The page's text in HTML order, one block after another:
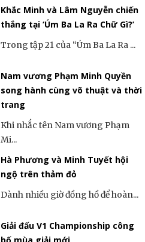
Khắc Minh và Lâm Nguyễn chiến
thắng tại ‘Úm Ba La Ra Chữ Gì?’
Trong tập 21 của “Úm Ba La Ra ...
Nam vương Phạm Minh Quyền
song hành cùng võ thuật và thời
trang
Khi nhắc tên Nam vương Phạm
Mi...
Hà Phương và Minh Tuyết hội
ngộ trên thảm đỏ
Dành nhiều giờ đồng hồ để hoàn...
Giải đấu V1 Championship công